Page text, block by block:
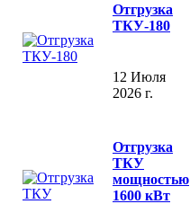
Отгрузка
ТКУ-180
12 Июля
2026 г.
Отгрузка
ТКУ
мощностью
1600 кВт